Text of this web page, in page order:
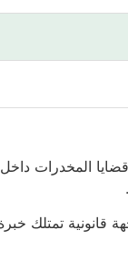
المخدرات
تمتلك